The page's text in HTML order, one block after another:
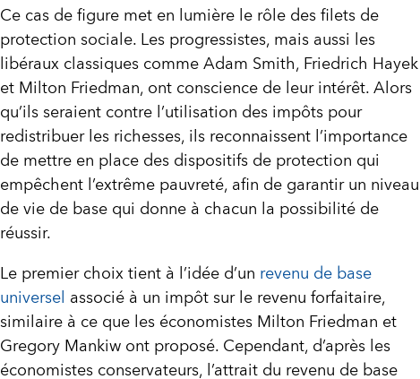
Ce cas de figure met en lumière le rôle des filets de
protection sociale. Les progressistes, mais aussi les
libéraux classiques comme Adam Smith, Friedrich Hayek
et Milton Friedman, ont conscience de leur intérêt. Alors
qu’ils seraient contre l’utilisation des impôts pour
redistribuer les richesses, ils reconnaissent l’importance
de mettre en place des dispositifs de protection qui
empêchent l’extrême pauvreté, afin de garantir un niveau
de vie de base qui donne à chacun la possibilité de
réussir.
Le premier choix tient à l’idée d’un revenu de base
universel associé à un impôt sur le revenu forfaitaire,
similaire à ce que les économistes Milton Friedman et
Gregory Mankiw ont proposé. Cependant, d’après les
économistes conservateurs, l’attrait du revenu de base